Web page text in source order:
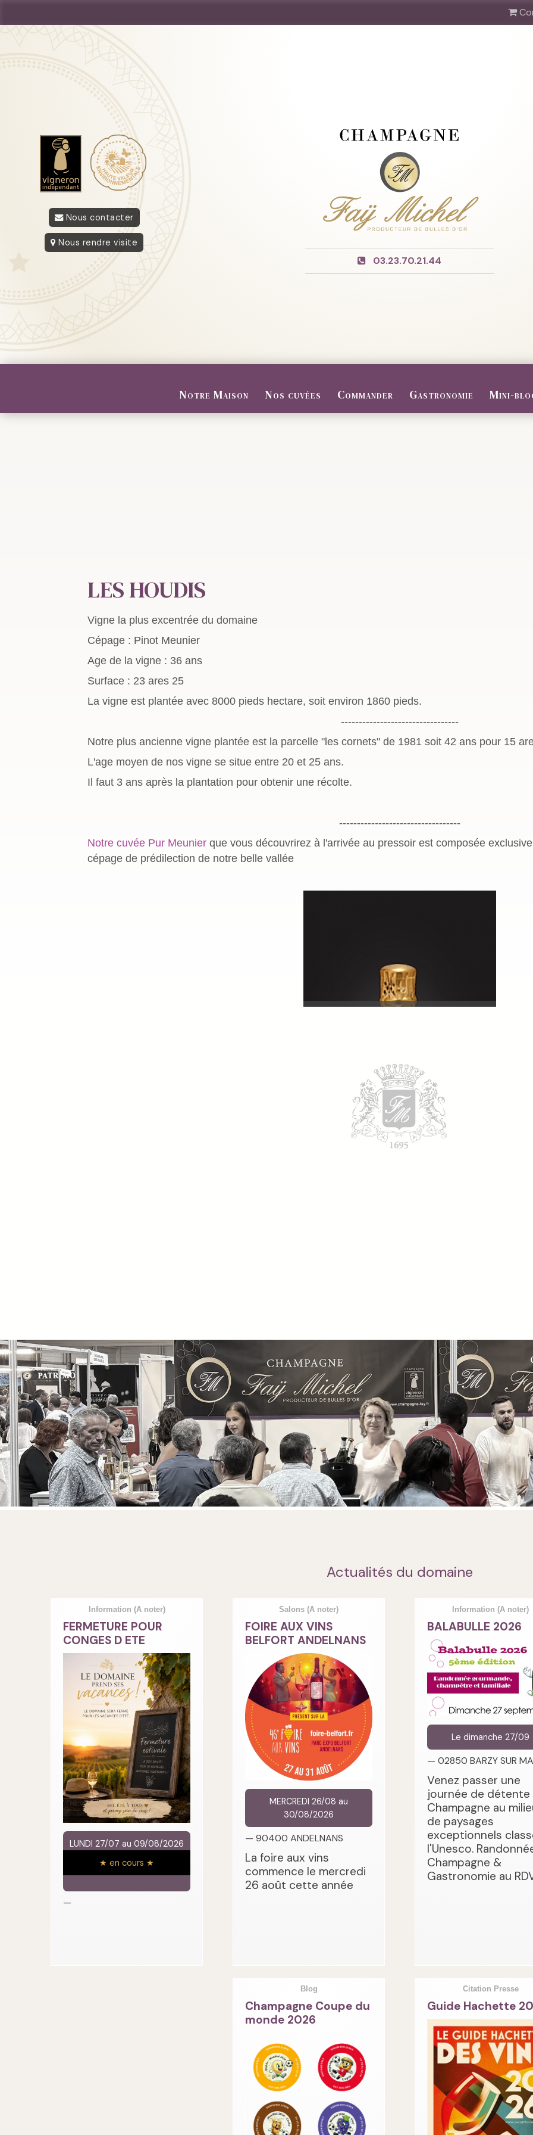
Nous contacter
Nous rendre visite
03.23.70.21.44
Notre Maison Nos cuvées Commander Gastronomie Mini-
LES HOUDIS
Vigne la plus excentrée du domaine
Cépage : Pinot Meunier
Age de la vigne : 36 ans
Surface : 23 ares 25
La vigne est plantée avec 8000 pieds hectare, soit environ 1860 pieds.
---------------------------------
Notre plus ancienne vigne plantée est la parcelle "les cornets" de 1981 soit 42 ans pour 15
L'age moyen de nos vigne se situe entre 20 et 25 ans.
Il faut 3 ans après la plantation pour obtenir une récolte.
----------------------------------
Notre cuvée Pur Meunier que vous découvrirez à l'arrivée au pressoir est composée
cépage de prédilection de notre belle vallée
Actualités du domaine
Information (A noter)
FERMETURE POUR
CONGES D ETE
LUNDI 27/07 au 09/08/2026
★ en cours ★
—
Salons(A noter)
FOIRE AUX VINS
BELFORT ANDELNANS
MERCREDI 26/08 au
30/08/2026
— 90400 ANDELNANS
La foire aux vins
commence le mercredi
26 août cette année
Information(A noter)
BALABULLE 2026
Le dimanche 27/09
— 02850 BARZY SUR
Venez passer une
journée de détente
Champagne au
de paysages
exceptionnels
l'Unesco.
Champagne &
Gastronomie au
Blog
Champagne Coupe du
monde 2026
Citation Presse
Guide Hachette